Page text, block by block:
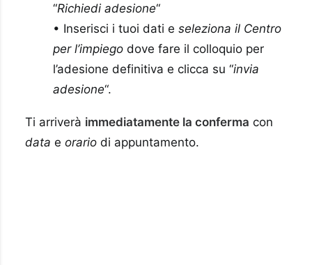
“Richiedi adesione“
• Inserisci i tuoi dati e seleziona il Centro
per l’impiego dove fare il colloquio per
l’adesione definitiva e clicca su “invia
adesione“.
Ti arriverà immediatamente la conferma con
data e orario di appuntamento.